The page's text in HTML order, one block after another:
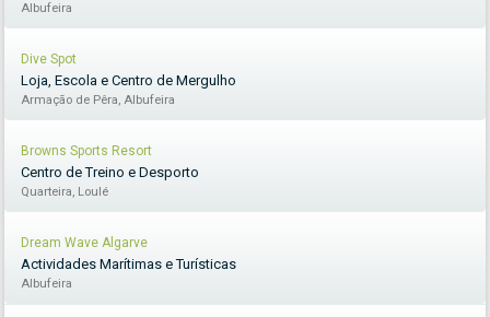
Albufeira
Dive Spot
Loja, Escola e Centro de Mergulho
Armação de Pêra, Albufeira
Browns Sports Resort
Centro de Treino e Desporto
Quarteira, Loulé
Dream Wave Algarve
Actividades Marítimas e Turísticas
Albufeira